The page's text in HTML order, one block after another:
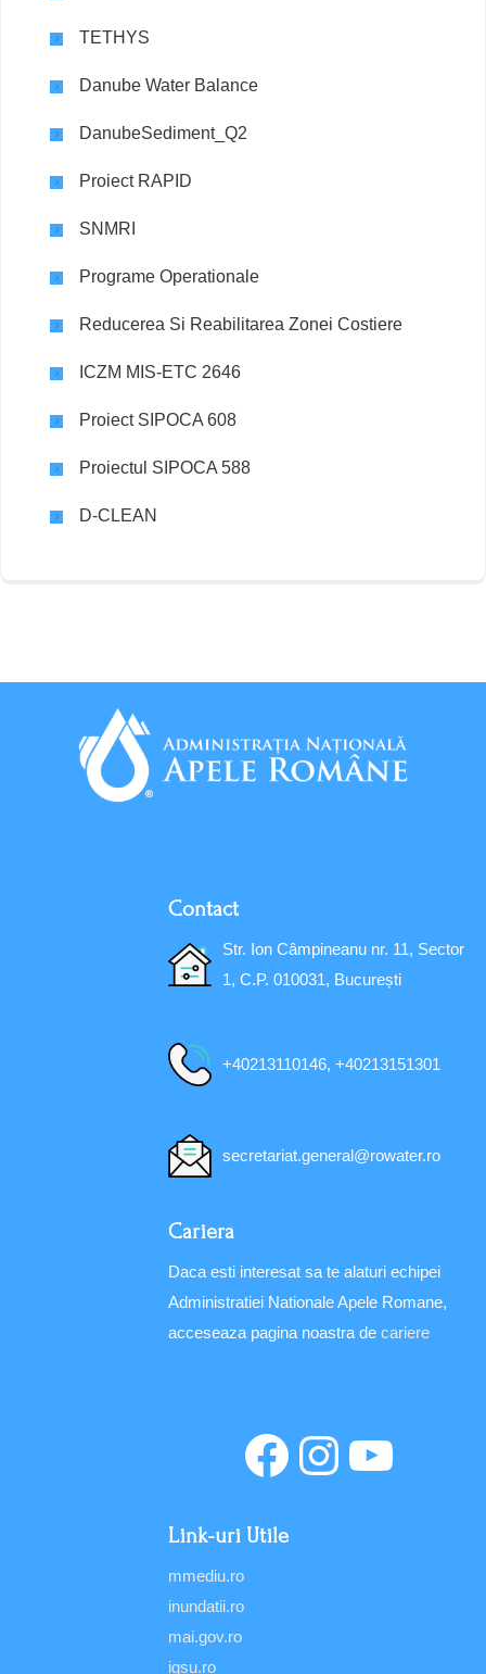
TETHYS
Danube Water Balance
DanubeSediment_Q2
Proiect RAPID
SNMRI
Programe Operationale
Reducerea Si Reabilitarea Zonei Costiere
ICZM MIS-ETC 2646
Proiect SIPOCA 608
Proiectul SIPOCA 588
D-CLEAN
Contact
Str. Ion Câmpineanu nr. 11, Sector
1, C.P. 010031, București
+40213110146, +40213151301
secretariat.general@rowater.ro
Cariera
Daca esti interesat sa te alaturi echipei
Administratiei Nationale Apele Romane,
acceseaza pagina noastra de cariere
Link-uri Utile
mmediu.ro
inundatii.ro
mai.gov.ro
igsu.ro